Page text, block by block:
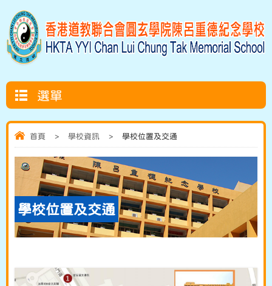
選單
首頁 > 學校資訊 > 學校位置及交通
學校位置及交通